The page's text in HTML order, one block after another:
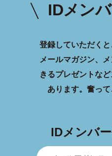
IDメン
登録していただく
メールマガジン、
きるプレゼントな
あります。 奮って
IDメンバ